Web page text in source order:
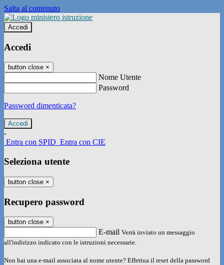
Salta al contenuto
Accedi
Accedi
button close ×
Nome Utente
Password
Password dimenticata?
-
Entra con SPID Entra con CIE
Seleziona utente
button close ×
Recupero password
button close ×
E-mail Verrà inviato un messaggio
all'indirizzo indicato con le istruzioni necessarie.
Non hai una e-mail associata al nome utente? Effettua il reset della password